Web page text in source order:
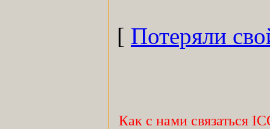
[ Потеряли
Как с нами связаться